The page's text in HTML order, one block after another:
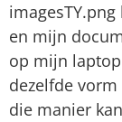
en mijn
op mijn
dezelfde
die manier